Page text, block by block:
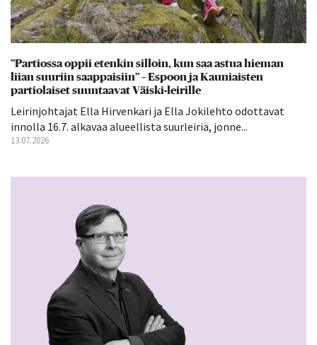
”Partiossa oppii etenkin silloin, kun saa astua hieman
liian suuriin saappaisiin” – Espoon ja Kauniaisten
partiolaiset suuntaavat Väiski-leirille
Leirinjohtajat Ella Hirvenkari ja Ella Jokilehto odottavat
innolla 16.7. alkavaa alueellista suurleiriä, jonne...
13.07.2026